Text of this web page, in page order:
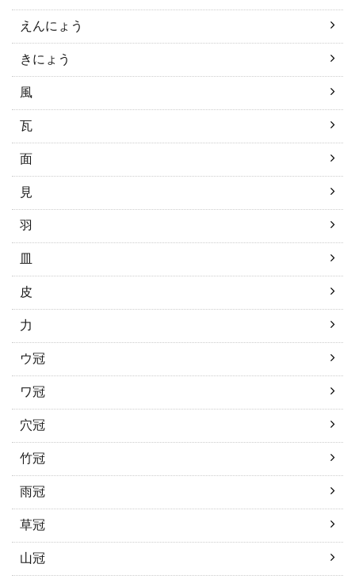
えんにょう
きにょう
風
瓦
面
見
羽
皿
皮
力
ウ冠
ワ冠
穴冠
竹冠
雨冠
草冠
山冠